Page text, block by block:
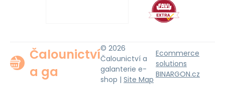
Čalounictví
a ga
© 2026
Čalounictví a
galanterie e-
shop | Site Map
Ecommerce
solutions
BINARGON.cz